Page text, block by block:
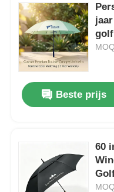
Beste prijs
60